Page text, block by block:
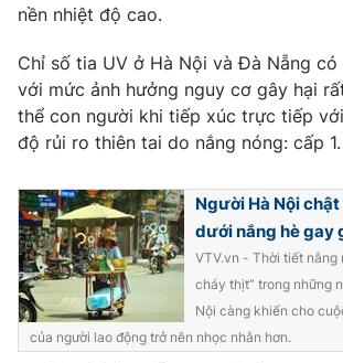
VTV Money
VTV Sức khoẻ Bất động
Thị trường 24h Tấm lòng
VTV4 Vươn
VTV9 VTV8
Liên hệ tòa soạn English
nền nhiệt độ cao.
Chỉ số tia UV ở Hà Nội và Đà Nẵng
với mức ảnh hưởng nguy cơ gây hại
thể con người khi tiếp xúc trực tiếp
độ rủi ro thiên tai do nắng nóng: cấp 1.
Người Hà Nội
dưới nắng hè gay
VTV.vn - Thời tiết nắng
cháy thịt” trong những
Nội càng khiến cho
của người lao động trở nên nhọc nhằn hơn.